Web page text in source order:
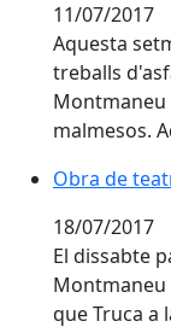
11/07/2017
Aquesta
treballs
Montmaneu
malmesos.
Obra de
Obra de
18/07/2017
El dissabte
Montmaneu
que Truca a